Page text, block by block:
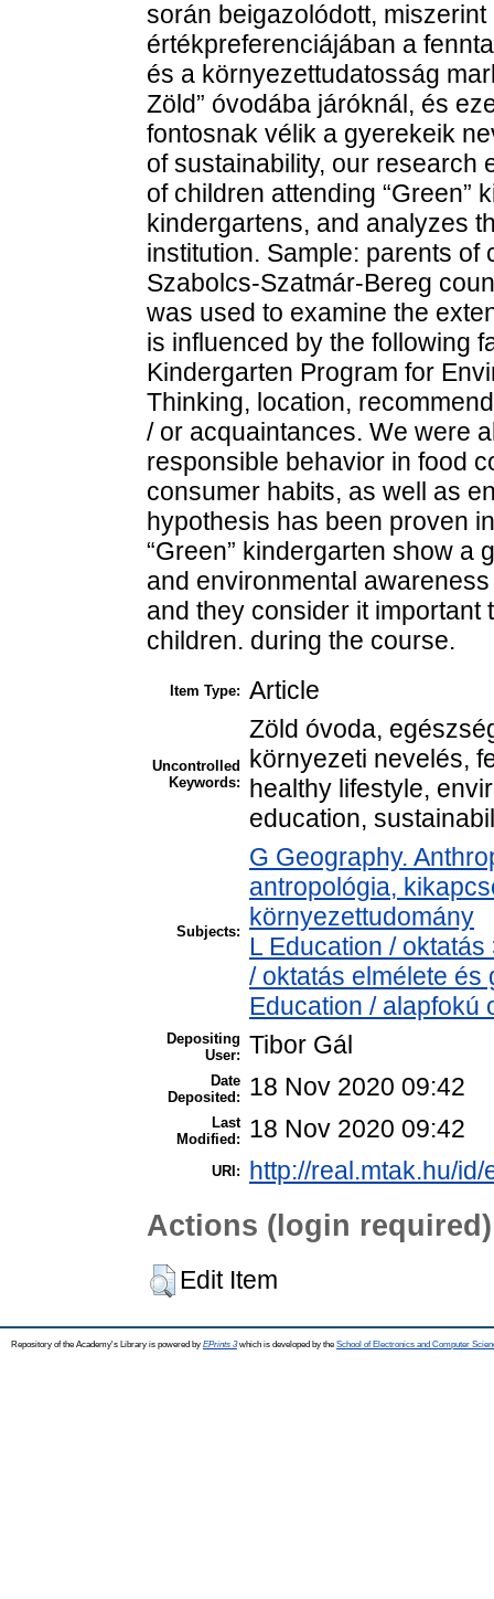
során beigazolódott,
értékpreferenciájában a
és a környezettudatosság
Zöld” óvodába járóknál, és
fontosnak vélik a gyerekeik
of sustainability, our research
of children attending “Green”
kindergartens, and analyzes
institution. Sample: parents
Szabolcs-Szatmár-Bereg
was used to examine the
is influenced by the following
Kindergarten Program for
Thinking, location,
/ or acquaintances. We were
responsible behavior in food
consumer habits, as well as
hypothesis has been proven
“Green” kindergarten show a
and environmental
and they consider it
children. during the course.
Item Type: Article
Uncontrolled
Keywords:
Zöld óvoda,
környezeti nevelés,
healthy lifestyle,
education,
Subjects:
G Geography.
antropológia,
környezettudomány
L Education /
/ oktatás elmélete és
Education / alapfokú
Depositing
User: Tibor Gál
Date
Deposited:
18 Nov 2020 09:42
Last
Modified:
18 Nov 2020 09:42
URI: http://real.mtak.hu/id/
Actions (login required)
Edit Item
Repository of the Academy's Library is powered by EPrints 3which is developed by the School of Electronics and Computer